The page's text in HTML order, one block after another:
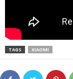
TAGS XIAOMI